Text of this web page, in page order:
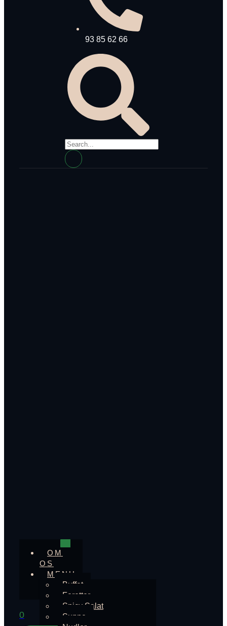
93 85 62 66
OM
OS
MENU
Buffet
Foretter
Spicy Salat
Suppe
0